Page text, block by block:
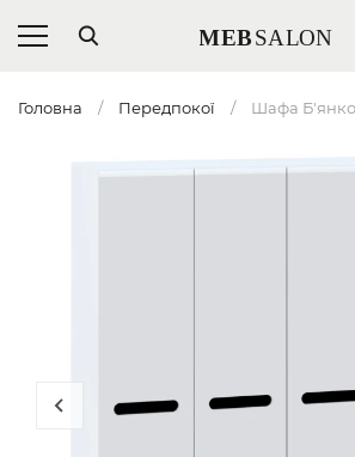
Головна Передпокої Шафа Б'янко